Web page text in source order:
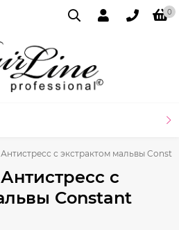
0
с экстрактом мальвы
с
Constant